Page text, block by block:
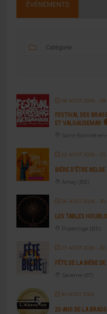
ÉVÉNEMENTS
08 AOÛT 2026- 09
FESTIVAL DES
ET VALGAUDEMAR
Saint-Bonnet-
22 AOÛT 2026- 23
BIÈRE D’ÊTRE BELGE
Amay (BE)
26 AOÛT 2026- 30
LES TABLES
Poperinge (BE)
27 AOÛT 2026- 30
FÊTE DE LA BIÈRE
Saverne (67)
30 AOÛT 2026
20 ANS DE LA